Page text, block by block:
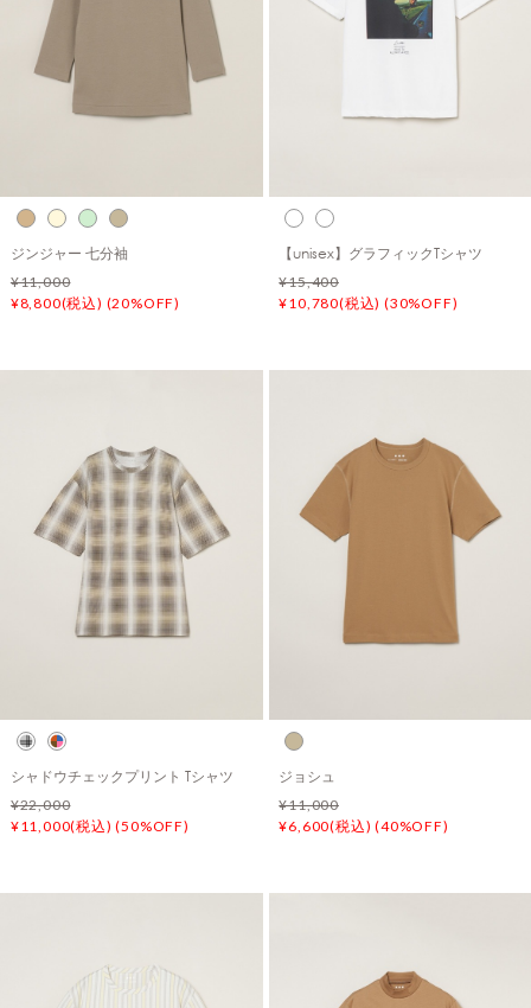
ジンジャー 七分袖
¥11,000
¥8,800(税込) (20%OFF)
【unisex】グラフィックTシャツ
¥15,400
¥10,780(税込) (30%OFF)
シャドウチェックプリント Tシャツ
¥22,000
¥11,000(税込) (50%OFF)
ジョシュ
¥11,000
¥6,600(税込) (40%OFF)